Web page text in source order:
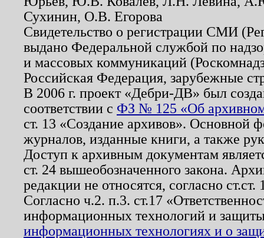
Сухинин, О.В. Егорова
Свидетельство о регистрации СМИ
выдано Федеральной службой по
и массовых коммуникаций
Российская Федерация, зарубежные
В 2006 г. проект «Дебри-ДВ» был
соответствии с ФЗ № 125 «Об
ст. 13 «Создание архивов». Основной
журналов, изданные книги, а также
Доступ к архивным документам
ст. 24 вышеобозначенного закона.
редакции не относятся, согласно
Согласно ч.2. п.3. ст.17
информационных технологий и
информационных технологиях и о